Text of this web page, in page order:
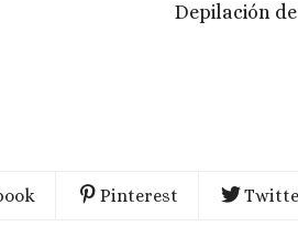
Depilación
Pinterest